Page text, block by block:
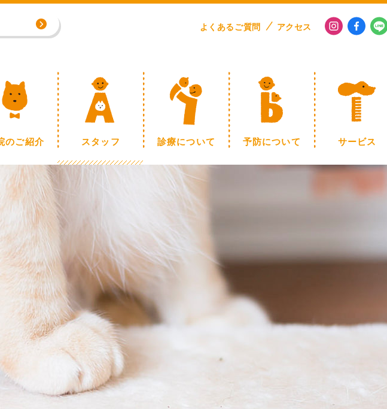
よくあるご質問 アクセス
のご紹介 スタッフ 診療について 予防について サービス